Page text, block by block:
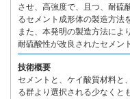
させ、高強度で、且つ、耐硫
るセメント成形体の製造方法
また、本発明の製造方法によ
耐硫酸性が改良されたセメン
技術概要
セメントと、ケイ酸質材料と
る群より選択される少なくと